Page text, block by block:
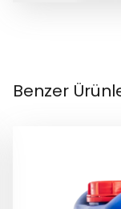
Benzer